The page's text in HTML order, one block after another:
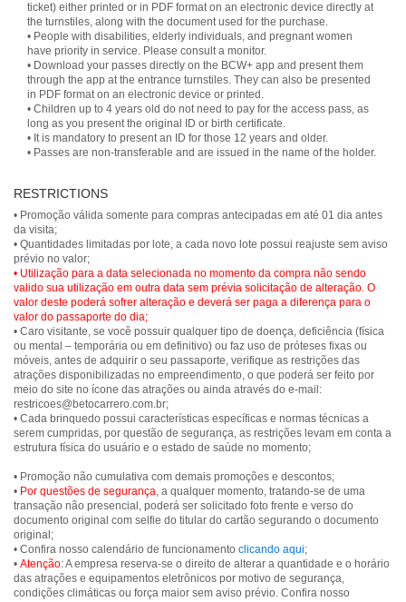
ticket) either printed or in PDF format on an electronic device directly at
the turnstiles, along with the document used for the purchase.
• People with disabilities, elderly individuals, and pregnant women
have priority in service. Please consult a monitor.
• Download your passes directly on the BCW+ app and present them
through the app at the entrance turnstiles. They can also be presented
in PDF format on an electronic device or printed.
• Children up to 4 years old do not need to pay for the access pass, as
long as you present the original ID or birth certificate.
• It is mandatory to present an ID for those 12 years and older.
• Passes are non-transferable and are issued in the name of the holder.
RESTRICTIONS
• Promoção válida somente para compras antecipadas em até 01 dia antes
da visita;
• Quantidades limitadas por lote, a cada novo lote possui reajuste sem aviso
• Utilização para a data selecionada no momento da compra não sendo
valido sua utilização em outra data sem prévia solicitação de alteração. O
valor deste poderá sofrer alteração e deverá ser paga a diferença para o
valor do passaporte do dia;
• Caro visitante, se você possuir qualquer tipo de doença, deficiência (física
ou mental – temporária ou em definitivo) ou faz uso de próteses fixas ou
móveis, antes de adquirir o seu passaporte, verifique as restrições das
atrações disponibilizadas no empreendimento, o que poderá ser feito por
meio do site no ícone das atrações ou ainda através do e-mail:
restricoes@betocarrero.com.br;
• Cada brinquedo possui características específicas e normas técnicas a
serem cumpridas, por questão de segurança, as restrições levam em conta a
estrutura física do usuário e o estado de saúde no momento;
• Promoção não cumulativa com demais promoções e descontos;
• Por questões de segurança, a qualquer momento, tratando-se de uma
transação não presencial, poderá ser solicitado foto frente e verso do
documento original com selfie do titular do cartão segurando o documento
original;
• Confira nosso calendário de funcionamento clicando aqui;
• Atenção: A empresa reserva-se o direito de alterar a quantidade e o horário
das atrações e equipamentos eletrônicos por motivo de segurança,
condições climáticas ou força maior sem aviso prévio. Confira nosso